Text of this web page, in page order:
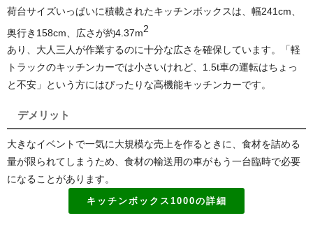
荷台サイズいっぱいに積載されたキッチンボックスは、幅241cm、
奥行き158cm、広さが約4.37m2
あり、大人三人が作業するのに十分な広さを確保しています。「軽
トラックのキッチンカーでは小さいけれど、1.5t車の運転はちょっ
と不安」という方にはぴったりな高機能キッチンカーです。
デメリット
大きなイベントで一気に大規模な売上を作るときに、食材を詰める
量が限られてしまうため、食材の輸送用の車がもう一台臨時で必要
になることがあります。
キッチンボックス1000の詳細